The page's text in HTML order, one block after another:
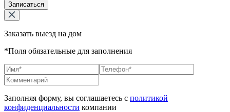
Записаться
Заказать выезд на дом
*Поля обязательные для заполнения
Заполняя форму, вы соглашаетесь с политикой
конфиденциальности компании